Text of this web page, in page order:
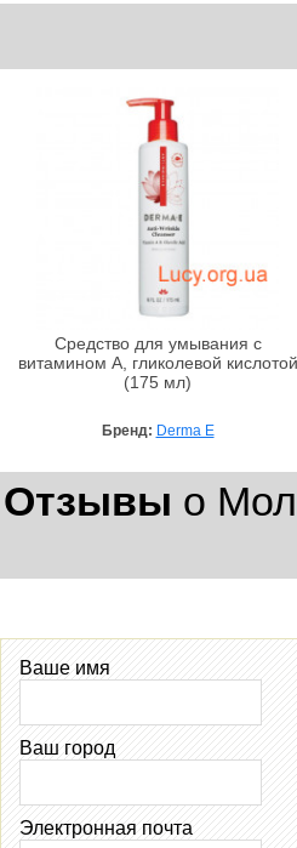
Средство для умывания с
витамином А, гликолевой кислотой
(175 мл)
Бренд: Derma E
Отзывы о
Ваше имя
Ваш город
Электронная почта